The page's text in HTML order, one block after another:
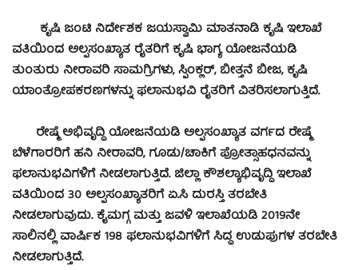
ಕೃಷಿ ಜಂಟಿ ನಿರ್ದೇಶಕ ಜಯಸ್ವಾಮಿ ಮಾತನಾಡಿ ಕೃಷಿ ಇಲಾಖೆ
ವತಿಯಿಂದ ಅಲ್ಪಸಂಖ್ಯಾತ ರೈತರಿಗೆ ಕೃಷಿ ಭಾಗ್ಯ ಯೋಜನೆಯಡಿ
ತುಂತುರು ನೀರಾವರಿ ಸಾಮಗ್ರಿಗಳು, ಸ್ಪಿಂಕ್ಲರ್, ಬೀತ್ತನೆ ಬೀಜ, ಕೃಷಿ
ಯಾಂತ್ರೋಪಕರಣಗಳನ್ನು ಫಲಾನುಭವಿ ರೈತರಿಗೆ ವಿತರಿಸಲಾಗುತ್ತಿದೆ.
ರೇಷ್ಮೆ ಅಭಿವೃದ್ಧಿ ಯೋಜನೆಯಡಿ ಅಲ್ಪಸಂಖ್ಯಾತ ವರ್ಗದ ರೇಷ್ಮೆ
ಬೆಳೆಗಾರರಿಗೆ ಹನಿ ನೀರಾವರಿ, ಗೂಡು/ಚಾಕಿಗೆ ಪ್ರೋತ್ಸಾಹಧನವನ್ನು
ಫಲಾನುಭವಿಗಳಿಗೆ ನೀಡಲಾಗುತ್ತಿದೆ. ಜಿಲ್ಲಾ ಕೌಶಲ್ಯಾಭಿವೃದ್ಧಿ ಇಲಾಖೆ
ವತಿಯಿಂದ 30 ಅಲ್ಪಸಂಖ್ಯಾತರಿಗೆ ಏ.ಸಿ ದುರಸ್ತಿ ತರಬೇತಿ
ನೀಡಲಾಗುವುದು. ಕೈಮಗ್ಗ ಮತ್ತು ಜವಳಿ ಇಲಾಖೆಯಡಿ 2019ನೇ
ಸಾಲಿನಲ್ಲಿ ವಾರ್ಷಿಕ 198 ಫಲಾನುಭವಿಗಳಿಗೆ ಸಿದ್ಧ ಉಡುಪುಗಳ ತರಬೇತಿ
ನೀಡಲಾಗುತ್ತಿದೆ.